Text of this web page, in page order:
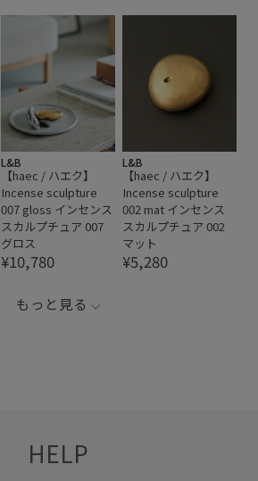
L&B
【haec / ハエク】
Incense sculpture
007 gloss インセンス
スカルプチュア 007
グロス
¥10,780
L&B
【haec / ハエク】
Incense sculpture
002 mat インセンス
スカルプチュア 002
マット
¥5,280
もっと見る
HELP